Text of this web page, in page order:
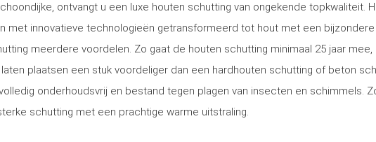
ontvangt u een luxe houten schutting van ongekende topkwaliteit.
met innovatieve technologieën getransformeerd tot hout met een
meerdere voordelen. Zo gaat de houten schutting minimaal 25 jaar mee,
plaatsen een stuk voordeliger dan een hardhouten schutting of beton
onderhoudsvrij en bestand tegen plagen van insecten en schimmels.
schutting met een prachtige warme uitstraling.